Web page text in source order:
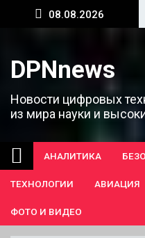
Перейти
08.08.2026
DPNnews
Новости цифровых
из мира науки и
АНАЛИТИКА
ТЕХНОЛОГИИ АВИАЦИЯ
ФОТО И ВИДЕО